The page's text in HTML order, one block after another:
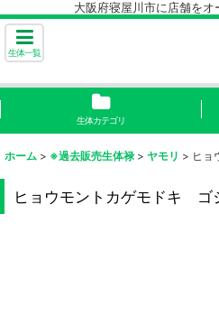
大阪府寝屋川市に店舗をオープ
生体一覧
生体カテゴリ
ホーム > ※過去販売生体禄 > ヤモリ > ヒョ
ヒョウモントカゲモドキ